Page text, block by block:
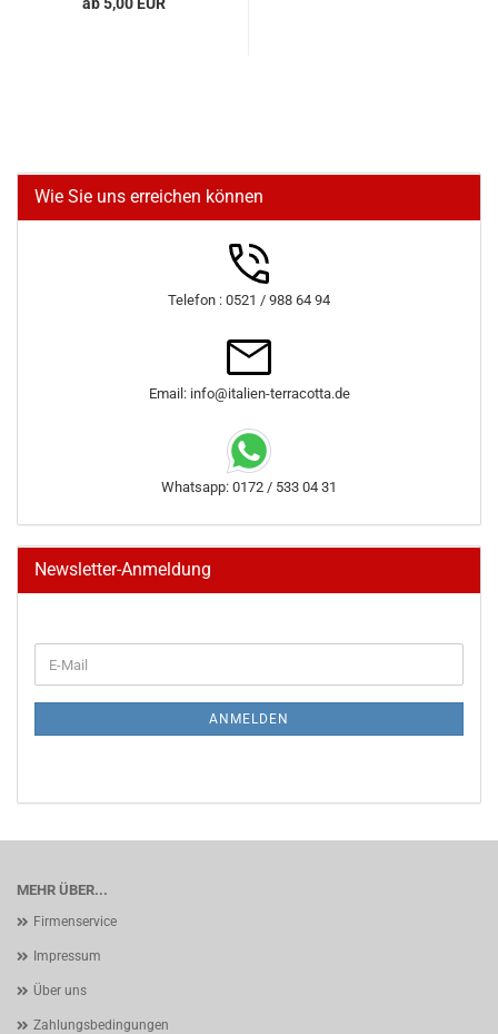
Wie Sie uns erreichen können
Telefon : 0521 / 988 64 94
Email: info@italien-terracotta.de
Whatsapp: 0172 / 533 04 31
Newsletter-Anmeldung
ZUR
E-
Mail
ANMELDEN
MEHR ÜBER...
Firmenservice
Impressum
Über uns
Zahlungsbedingungen